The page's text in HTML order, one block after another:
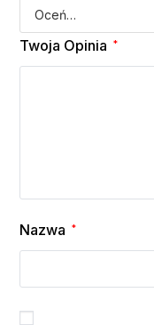
Twoja Opinia *
Nazwa *